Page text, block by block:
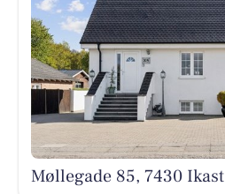
Møllegade 85, 7430 Ikast